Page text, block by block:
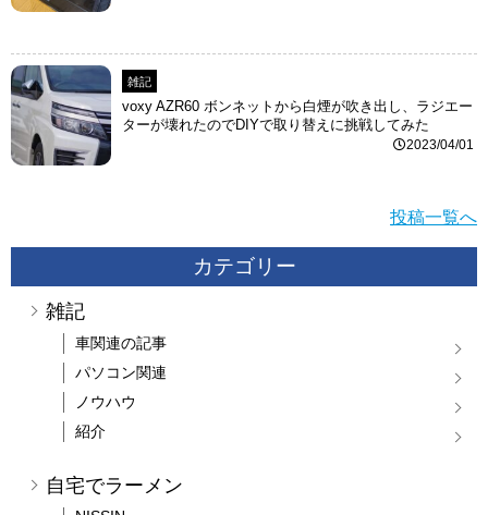
雑記
voxy AZR60 ボンネットから白煙が吹き出し、ラジエー
ターが壊れたのでDIYで取り替えに挑戦してみた
2023/04/01
投稿一覧へ
カテゴリー
雑記
車関連の記事
パソコン関連
ノウハウ
紹介
自宅でラーメン